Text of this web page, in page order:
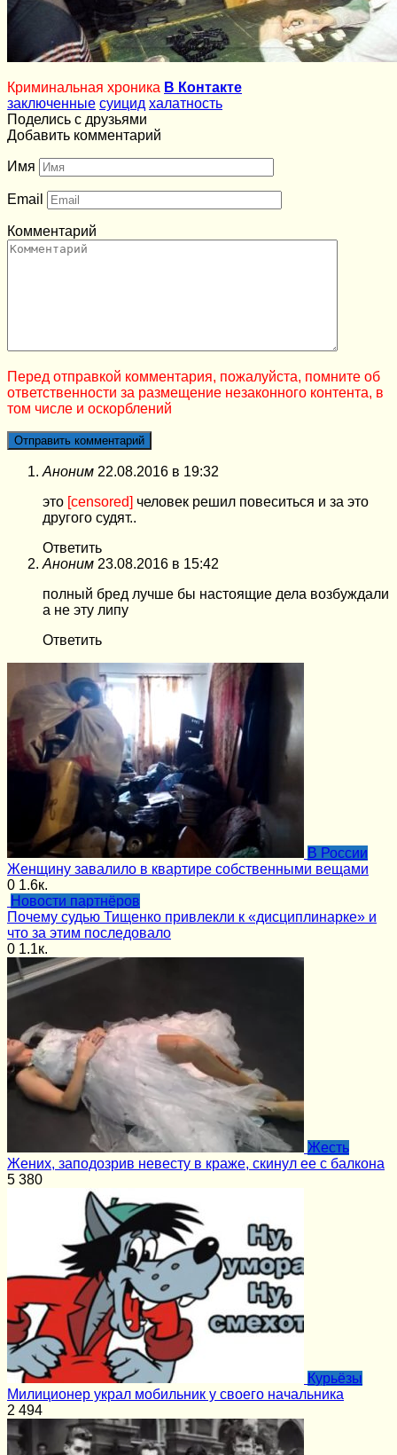
Криминальная хроника В Контакте
заключенные суицид халатность
Поделись с друзьями
Добавить комментарий
Имя
Email
Комментарий
Перед отправкой комментария, пожалуйста, помните об
ответственности за размещение незаконного контента, в
том числе и оскорблений
Аноним 22.08.2016 в 19:32
это [censored] человек решил повеситься и за это
другого судят..
Ответить
Аноним 23.08.2016 в 15:42
полный бред лучше бы настоящие дела возбуждали
а не эту липу
Ответить
В России
Женщину завалило в квартире собственными вещами
0 1.6к.
Новости партнёров
Почему судью Тищенко привлекли к «дисциплинарке» и
что за этим последовало
0 1.1к.
Жесть
Жених, заподозрив невесту в краже, скинул ее с балкона
5 380
Курьёзы
Милиционер украл мобильник у своего начальника
2 494